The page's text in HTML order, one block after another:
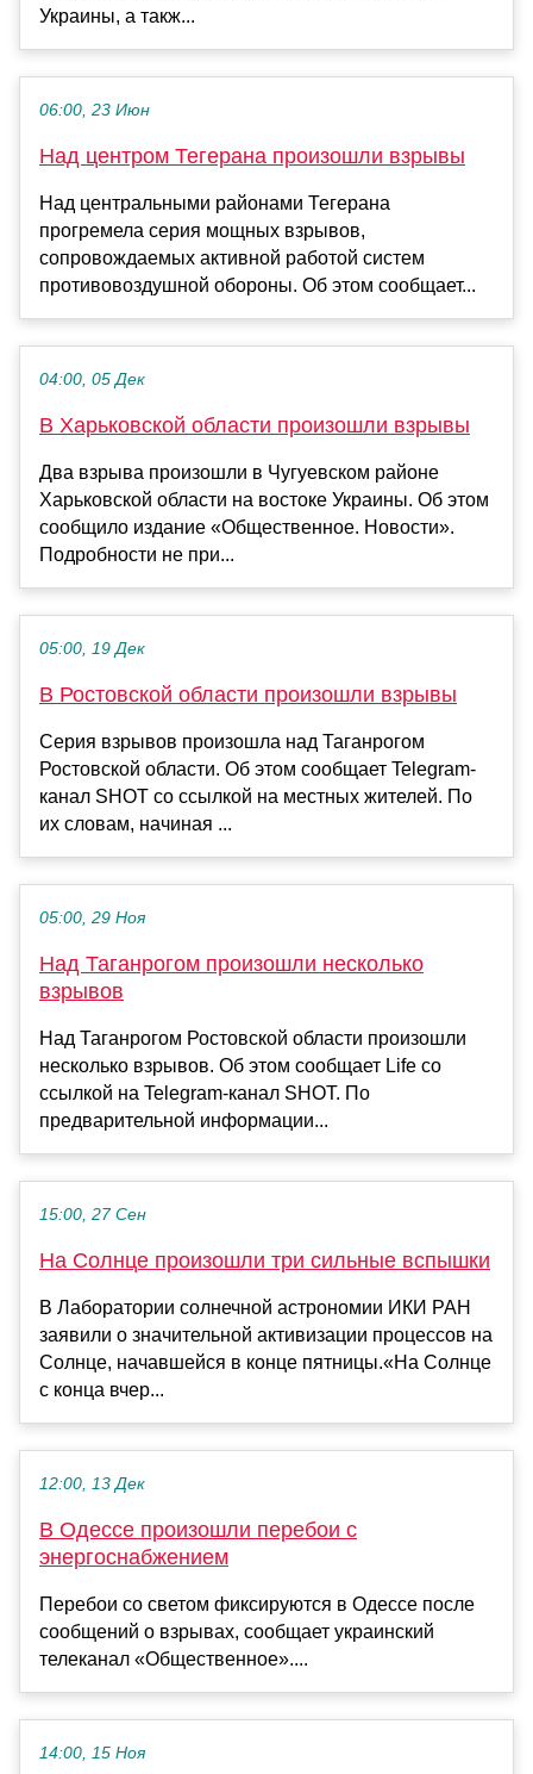
Украины, а такж...
06:00, 23 Июн
Над центром Тегерана произошли взрывы
Над центральными районами Тегерана
прогремела серия мощных взрывов,
сопровождаемых активной работой систем
противовоздушной обороны. Об этом сообщает...
04:00, 05 Дек
В Харьковской области произошли взрывы
Два взрыва произошли в Чугуевском районе
Харьковской области на востоке Украины. Об этом
сообщило издание «Общественное. Новости».
Подробности не при...
05:00, 19 Дек
В Ростовской области произошли взрывы
Серия взрывов произошла над Таганрогом
Ростовской области. Об этом сообщает Telegram-
канал SHOT со ссылкой на местных жителей. По
их словам, начиная ...
05:00, 29 Ноя
Над Таганрогом произошли несколько
взрывов
Над Таганрогом Ростовской области произошли
несколько взрывов. Об этом сообщает Life со
ссылкой на Telegram-канал SHOT. По
предварительной информации...
15:00, 27 Сен
На Солнце произошли три сильные вспышки
В Лаборатории солнечной астрономии ИКИ РАН
заявили о значительной активизации процессов на
Солнце, начавшейся в конце пятницы.«На Солнце
с конца вчер...
12:00, 13 Дек
В Одессе произошли перебои с
энергоснабжением
Перебои со светом фиксируются в Одессе после
сообщений о взрывах, сообщает украинский
телеканал «Общественное»....
14:00, 15 Ноя